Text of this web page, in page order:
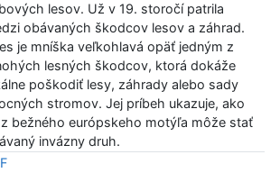
lesov. Už v 19. storočí patrila
obávaných škodcov lesov a záhrad.
je mníška veľkohlavá opäť jedným z
lesných škodcov, ktorá dokáže
poškodiť lesy, záhrady alebo sady
stromov. Jej príbeh ukazuje, ako
bežného európskeho motýľa môže stať
invázny druh.